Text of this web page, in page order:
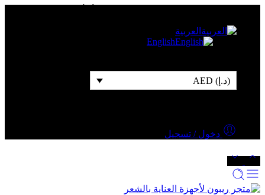
العربية
English
(د.إ) AED
دخول / تسجيل